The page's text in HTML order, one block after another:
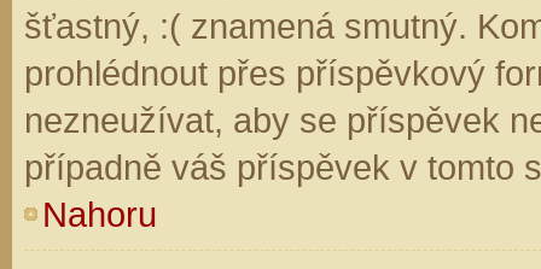
šťastný, :( znamená smutný.
prohlédnout přes příspěvkový
nezneužívat, aby se příspěvek
případně váš příspěvek v tomto
Nahoru